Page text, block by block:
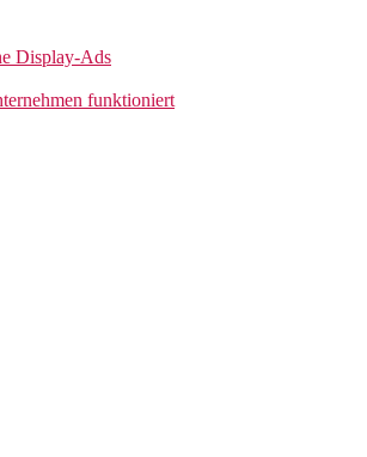
Display-Ads
funktioniert